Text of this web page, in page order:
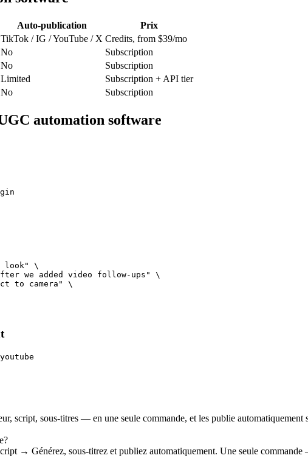
Auto-publication
Prix
TikTok / IG / YouTube / X Credits, from $39/mo
No
Subscription
No
Subscription
Limited
Subscription + API tier
No Subscription
automation software
look" \
we added video follow-ups" \
to camera" \
script, sous-titres — en une seule commande, et les publie
→ Générez, sous-titrez et publiez automatiquement. Une seule